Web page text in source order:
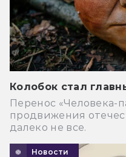
Колобок стал
Перенос «Человека-
продвижения
далеко не все.
Новости